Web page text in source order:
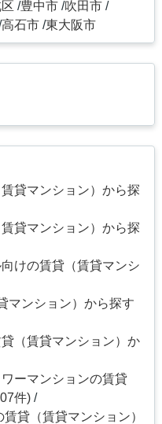
豊中市 吹田市
高石市 東大阪市
貸マンション）から探
貸マンション）から探
けの賃貸（賃貸マンシ
マンション）から探す
（賃貸マンション）か
ーマンションの賃貸
件)
貸（賃貸マンション）